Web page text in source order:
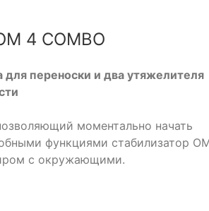
4 COMBO
для переноски и два утяжелителя
моментально начать
функциями стабилизатор
с окружающими.